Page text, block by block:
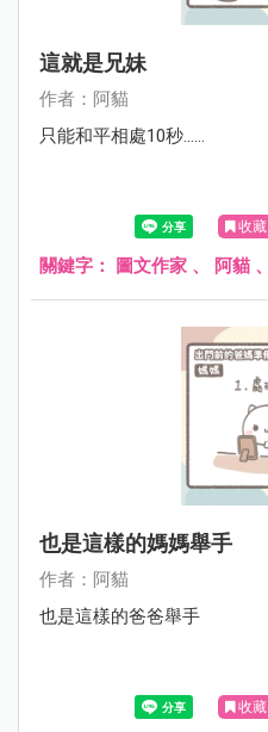
這就是兄妹
作者：阿貓
只能和平相處10秒......
收藏
關鍵字： 圖文作家 、 阿貓 、
也是這樣的媽媽舉手
作者：阿貓
也是這樣的爸爸舉手
收藏